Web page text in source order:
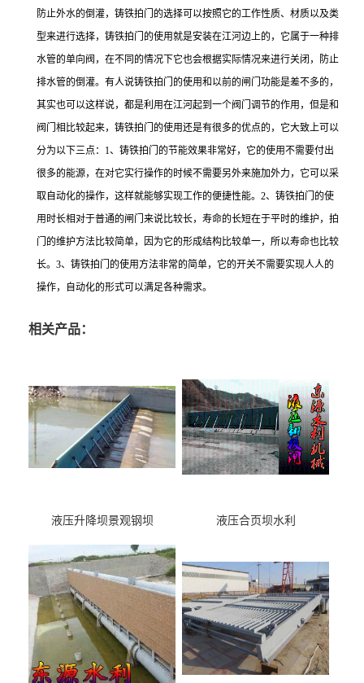
防止外水的倒灌，铸铁拍门的选择可以按照它的工作性质、材质以及类
型来进行选择，铸铁拍门的使用就是安装在江河边上的，它属于一种排
水管的单向阀，在不同的情况下它也会根据实际情况来进行关闭，防止
排水管的倒灌。有人说铸铁拍门的使用和以前的闸门功能是差不多的，
其实也可以这样说，都是利用在江河起到一个阀门调节的作用，但是和
阀门相比较起来，铸铁拍门的使用还是有很多的优点的，它大致上可以
分为以下三点：1、铸铁拍门的节能效果非常好，它的使用不需要付出
很多的能源，在对它实行操作的时候不需要另外来施加外力，它可以采
取自动化的操作，这样就能够实现工作的便捷性能。2、铸铁拍门的使
用时长相对于普通的闸门来说比较长，寿命的长短在于平时的维护，拍
门的维护方法比较简单，因为它的形成结构比较单一，所以寿命也比较
长。3、铸铁拍门的使用方法非常的简单，它的开关不需要实现人人的
操作，自动化的形式可以满足各种需求。
相关产品：
液压升降坝景观钢坝 液压合页坝水利